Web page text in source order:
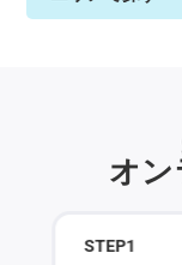
オ
STEP1